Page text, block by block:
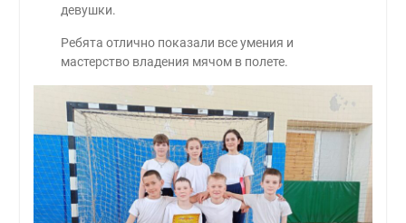
девушки.
Ребята отлично показали все умения и
мастерство владения мячом в полете.